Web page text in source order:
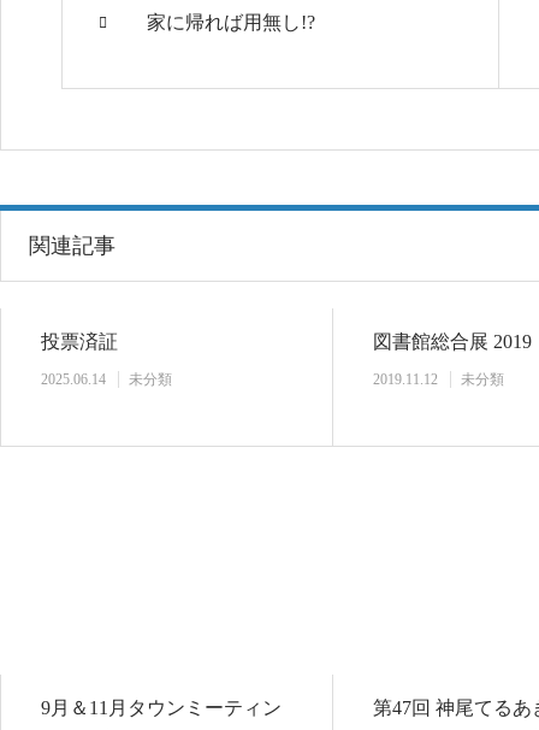
家に帰れば用無し!?
関連記事
投票済証
2025.06.14 未分類
図書館総合展 2019
2019.11.12 未分類
9月＆11月タウンミーティン
第47回 神尾てるあ